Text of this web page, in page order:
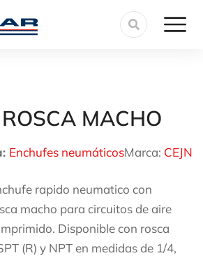
MACHO
Enchufes neumáticosMarca: CEJN
rapido neumatico con
macho para circuitos de aire
Disponible con rosca
(R) y NPT en medidas de 1/4,